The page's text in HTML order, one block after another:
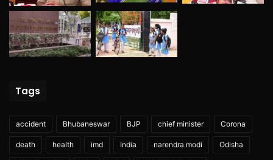
Tags
accident Bhubaneswar BJP chief minister Corona
death health imd India narendra modi Odisha